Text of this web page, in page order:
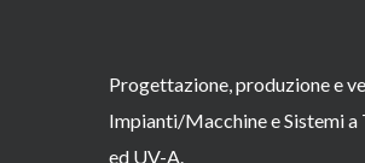
Progettazione, produzione e
Impianti/Macchine e Sistemi
ed UV-A.